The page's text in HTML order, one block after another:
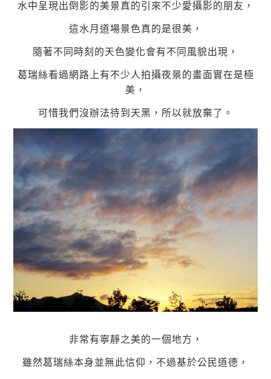
水中呈現出倒影的美景真的引來不少愛攝影的朋友，
這水月道場景色真的是很美，
隨著不同時刻的天色變化會有不同風貌出現，
葛瑞絲看過網路上有不少人拍攝夜景的畫面實在是極
美，
可惜我們沒辦法待到天黑，所以就放棄了。
非常有寧靜之美的一個地方，
雖然葛瑞絲本身並無此信仰，不過基於公民道德，